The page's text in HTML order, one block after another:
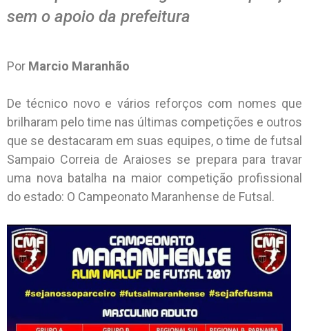
sem o apoio da prefeitura
Por Marcio Maranhão
De técnico novo e vários reforços com nomes que
brilharam pelo time nas últimas competições e outros
que se destacaram em suas equipes, o time de futsal
Sampaio Correia de Araioses se prepara para travar
uma nova batalha na maior competição profissional
do estado: O Campeonato Maranhense de Futsal.